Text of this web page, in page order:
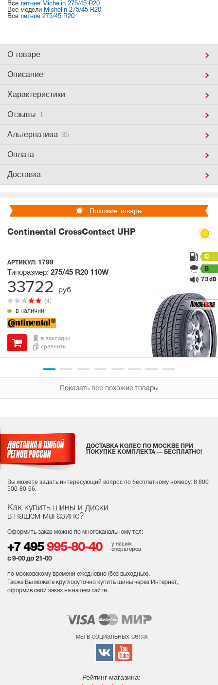
Все летние Michelin 275/45 R20
Все модели Michelin 275/45 R20
Все летние 275/45 R20
О товаре
Описание
Характеристики
Отзывы 1
Альтернатива 35
Оплата
Доставка
Похожие товары
Continental CrossContact UHP
АРТИКУЛ: 1799
в наличии
(4)
Типоразмер: 275/45 R20 110W
C
B
73 dB
в закладки
сравнить
33722 руб.
Показать все похожие товары
Как купить шины и диски
в нашем магазине?
Оформить заказ можно по многоканальному тел:
+7 495 995-80-40
у наших
операторов
с 9-00 до 21-00
по московскому времени ежедневно (без выходных).
Также Вы можете круглосуточно купить шины через Интернет,
оформив свой заказ на нашем сайте.
ДОСТАВКА КОЛЕС ПО МОСКВЕ ПРИ
ПОКУПКЕ КОМПЛЕКТА — БЕСПЛАТНО!
Вы можете задать интересующий вопрос по бесплатному номеру: 8 800
500-80-66.
мы в социальных сетях –
Рейтинг магазина: